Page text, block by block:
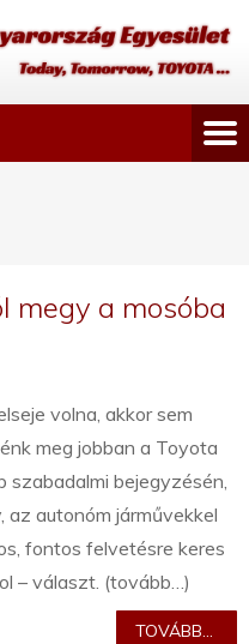
megy a mosóba
volna, akkor sem
meg jobban a Toyota
szabadalmi bejegyzésén,
az autonóm járművekkel
fontos felvetésre keres
– választ. (tovább…)
TOVÁBB...